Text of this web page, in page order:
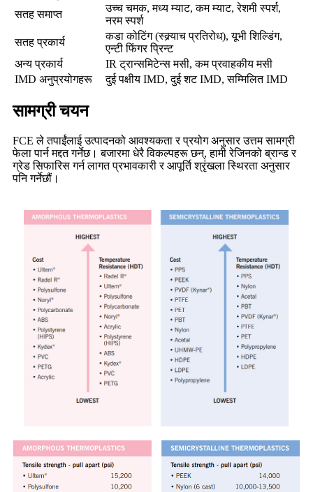
सतह समाप्त
उच्च चमक, मध्य म्याट, कम म्याट, रेशमी स्पर्श,
नरम स्पर्श
सतह प्रकार्य
कडा कोटिंग (स्क्र्याच प्रतिरोध), यूभी शिल्डिंग,
एन्टी फिंगर प्रिन्ट
अन्य प्रकार्य
IR ट्रान्समिटेन्स मसी, कम प्रवाहकीय मसी
IMD अनुप्रयोगहरू
दुई पक्षीय IMD, दुई शट IMD, सम्मिलित IMD
सामग्री चयन
FCE ले तपाईंलाई उत्पादनको आवश्यकता र प्रयोग अनुसार उत्तम सामग्री
फेला पार्न मद्दत गर्नेछ। बजारमा धेरै विकल्पहरू छन्, हामी रेजिनको ब्रान्ड र
ग्रेड सिफारिस गर्न लागत प्रभावकारी र आपूर्ति श्रृंखला स्थिरता अनुसार
पनि गर्नेछौं।